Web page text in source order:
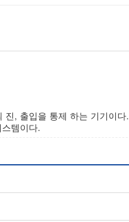
진, 출입을 통제 하는 기기이다.
템이다.